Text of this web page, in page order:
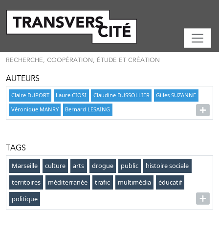
RECHERCHE, COOPÉRATION, ÉTUDE ET CRÉATION
AUTEURS
Claire DUPORT Laure CIOSI Claudine DUSSOLLIER
Gilles SUZANNE
Véronique MANRY
Bernard LESAING
TAGS
Marseille culture arts drogue public
histoire sociale
territoires
méditerranée trafic multimédia
éducatif
politique